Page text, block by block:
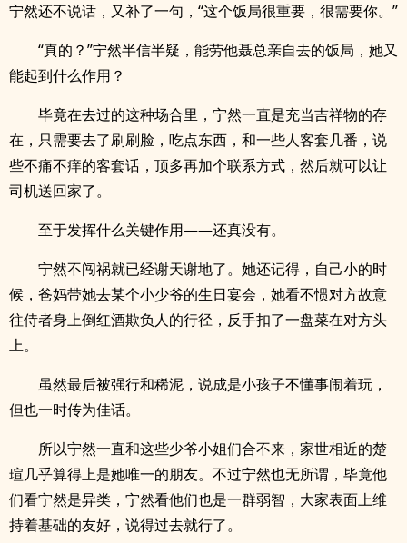
宁然还不说话，又补了一句，“这个饭局很重要，很需要你。”
“真的？”宁然半信半疑，能劳他聂总亲自去的饭局，她又
能起到什么作用？
毕竟在去过的这种场合里，宁然一直是充当吉祥物的存
在，只需要去了刷刷脸，吃点东西，和一些人客套几番，说
些不痛不痒的客套话，顶多再加个联系方式，然后就可以让
司机送回家了。
至于发挥什么关键作用——还真没有。
宁然不闯祸就已经谢天谢地了。她还记得，自己小的时
候，爸妈带她去某个小少爷的生日宴会，她看不惯对方故意
往侍者身上倒红酒欺负人的行径，反手扣了一盘菜在对方头
上。
虽然最后被强行和稀泥，说成是小孩子不懂事闹着玩，
但也一时传为佳话。
所以宁然一直和这些少爷小姐们合不来，家世相近的楚
瑄几乎算得上是她唯一的朋友。不过宁然也无所谓，毕竟他
们看宁然是异类，宁然看他们也是一群弱智，大家表面上维
持着基础的友好，说得过去就行了。